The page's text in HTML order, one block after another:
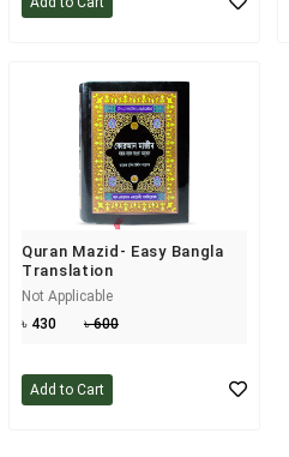
Quran Mazid- Easy Bangla
Translation
Not Applicable
৳ 430
৳ 600
Add to Cart